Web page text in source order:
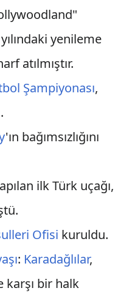
yenileme
atılmıştır.
Şampiyonası,
'ın bağımsızlığını
ilk Türk uçağı,
Ofisi kuruldu.
: Karadağlılar,
karşı bir halk